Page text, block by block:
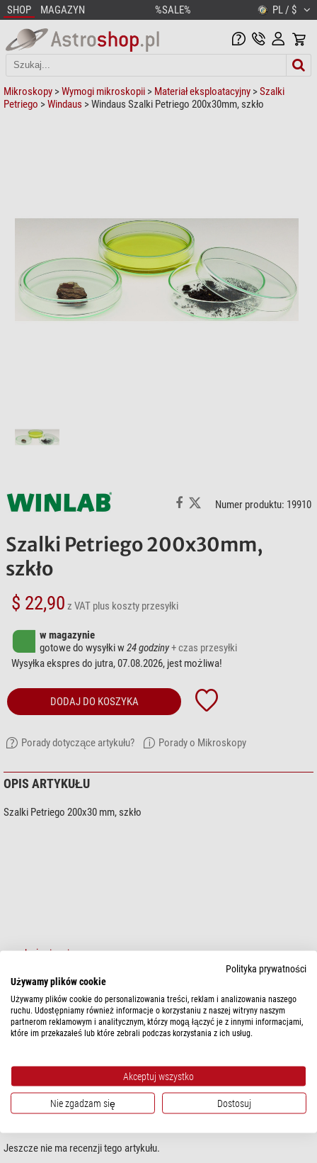
SHOP MAGAZYN %SALE% PL / $
Mikroskopy >Wymogi mikroskopii > Materiał eksploatacyjny >Szalki
Petriego >Windaus > Windaus Szalki Petriego 200x30mm, szkło
Numer produktu: 19910
Szalki Petriego 200x30mm,
szkło
$ 22,90 z VAT plus koszty przesyłki
w magazynie
gotowe do wysyłki w24 godziny+ czas przesyłki
Wysyłka ekspres do jutra, 07.08.2026, jest możliwa!
DODAJ DO KOSZYKA
Porady dotyczące artykułu? Porady o Mikroskopy
OPIS ARTYKUŁU
Szalki Petriego 200x30 mm, szkło
pokaż więcej...
DANE TECHNICZNE
Windaus-Labortechnik GmbH, Bauhofstraße 9, 38678
Clausthal-Zellerfeld, DE, www.windaus.de
Jeszcze nie ma recenzji tego artykułu.
Polityka prywatności
Używamy plików cookie
Używamy plików cookie do personalizowania treści, reklam i analizowania naszego
ruchu. Udostępniamy również informacje o korzystaniu z naszej witryny naszym
partnerom reklamowym i analitycznym, którzy mogą łączyć je z innymi informacjami,
które im przekazałeś lub które zebrali podczas korzystania z ich usług.
Akceptuj wszystko
Nie zgadzam się Dostosuj